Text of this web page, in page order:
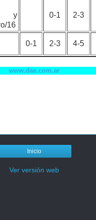
y
16
0-1 2-3
0-1 2-3 4-5
www.dae.com.ar
Inicio
Ver versión web